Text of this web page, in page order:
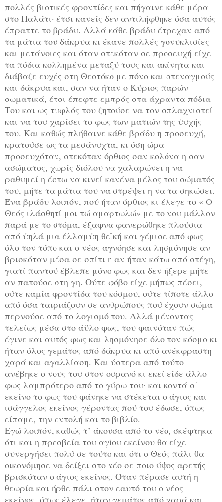
πολλές βιοτικές φροντίδες και πήγαινε κάθε μέρα
στο Παλάτι· έτσι κανείς δεν αντιλήφθηκε όσα αυτός
έπραττε το βράδυ. Αλλά κάθε βράδυ έτρεχαν από
τα μάτια του δάκρυα κι έκανε πολλές γονυκλισίες
και μετάνοιες και όταν στεκόταν σε προσευχή είχε
τα πόδια κολλημένα μεταξύ τους και ακίνητα και
διάβαζε ευχές στη Θεοτόκο με πόνο και στεναγμούς
και δάκρυα και, σαν να ήταν ο Κύριος παρών
σωματικά, έτσι έπεφτε εμπρός στα άχραντα πόδια
Του και ως τυφλός του ζητούσε να τον σπλαχνιστεί
και να του χαρίσει το φως των ματιών της ψυχής
του. Και καθώς πλήθαινε κάθε βράδυ η προσευχή,
κρατούσε ως τα μεσάνυχτα, κι όση ώρα
προσευχόταν, στεκόταν όρθιος σαν κολόνα η σαν
ασώματος, χωρίς διόλου να χαλαρώνει η να
ραθυμεί η έστω να κινεί κανένα μέλος του σώματός
του, μήτε τα μάτια του να στρέψει η να τα σηκώσει.
Ένα βράδυ λοιπόν, πού ήταν όρθιος κι έλεγε το « Ο
Θεός ιλάσθητί μοι τώ αμαρτωλώ» με το νου μάλλον
παρά με το στόμα, έξαφνα φανερώθηκε πλούσια
από ψηλά μια έλλαμψη θεϊκή και γέμισε από φως
όλο τον τόπο και ο νέος αγνόησε και λησμόνησε αν
βρισκόταν μέσα σε σπίτι η αν ήταν κάτω από στέγη,
γιατί παντού έβλεπε μόνο φως και δεν ήξερε μήτε
αν πατούσε στη γη. Ούτε φόβο είχε μήπως πέσει,
ούτε καμία φροντίδα του κόσμου, ούτε τίποτε άλλο
από όσα ταιριάζουν σε ανθρώπους πού έχουν σώμα
περνούσε από το λογισμό του. Αλλά μένοντας
τελείως μέσα στο άϋλο φως, του φαινόταν πώς
έγινε και αυτός φως και λησμόνησε όλο τον κόσμο κι
ήταν όλος γεμάτος από δάκρυα κι από ανέκφραστη
χαρά και αγαλλίαση. Και ύστερα από τούτο
ανέβηκε ο νους του στον ουρανό κι εκεί είδε άλλο
φως λαμπρότερο από το γύρω του· και κοντά σ΄
εκείνο το φως του φάνηκε να στέκεται ο άγιος και
ισάγγελος εκείνος γέροντας πού του έδωσε, όπως
είπαμε, την εντολή και το βιβλίο.
Εγώ λοιπόν, καθώς τ’ άκουσα από το νέο, σκέφτηκα
ότι και η πρεσβεία του αγίου εκείνου θα είχε
συνεργήσει πολύ σε τούτο και ότι ο Θεός πάλι θα
οικονόμησε να δείξει στο νέο σε ποιο ύψος αρετής
βρισκόταν ο άγιος εκείνος. Όταν πέρασε αυτή η
θεωρία και ήρθε πάλι στον εαυτό του ο νέος
εκείνος, όπως έλεγε, ήταν γεμάτος από χαρά και